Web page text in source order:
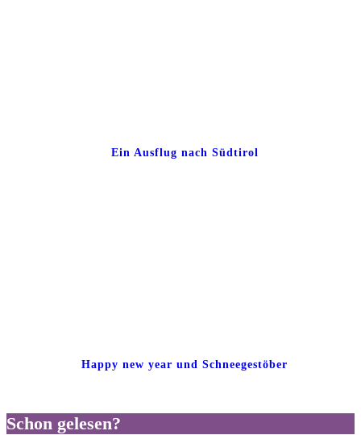
Ein Ausflug nach Südtirol
Happy new year und Schneegestöber
Schon gelesen?